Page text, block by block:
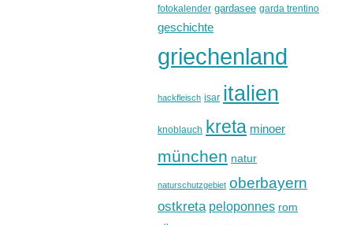
fotokalender gardasee garda trentino
geschichte
griechenland
hackfleisch isar italien
knoblauch kreta minoer
münchen natur
naturschutzgebiet oberbayern
ostkreta peloponnes rom